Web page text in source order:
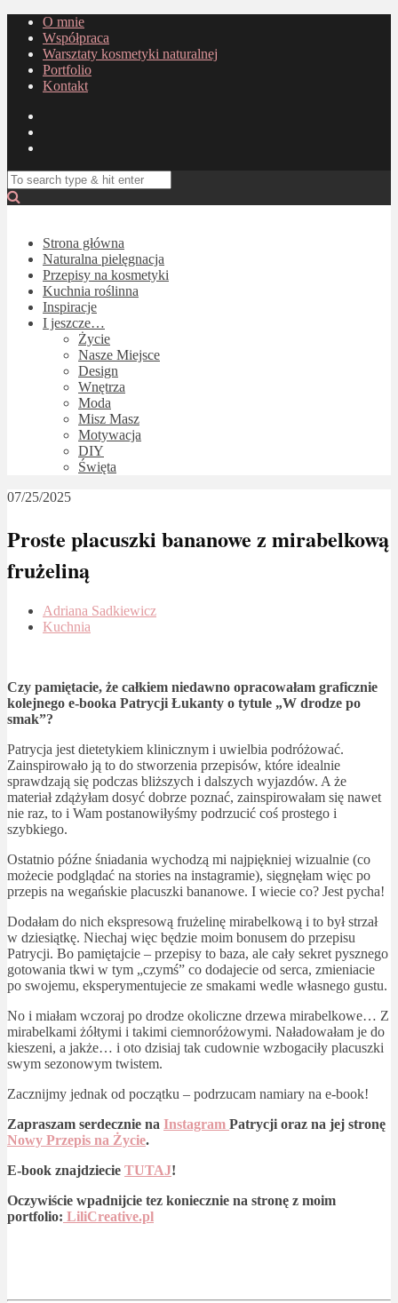
O mnie
Współpraca
Warsztaty kosmetyki naturalnej
Portfolio
Kontakt
Strona główna
Naturalna pielęgnacja
Przepisy na kosmetyki
Kuchnia roślinna
Inspiracje
I jeszcze…
Życie
Nasze Miejsce
Design
Wnętrza
Moda
Misz Masz
Motywacja
DIY
Święta
07/25/2025
Proste placuszki bananowe z mirabelkową
frużeliną
Adriana Sadkiewicz
Kuchnia
Czy pamiętacie, że całkiem niedawno opracowałam graficznie
kolejnego e-booka Patrycji Łukanty o tytule „W drodze po
smak”?
Patrycja jest dietetykiem klinicznym i uwielbia podróżować.
Zainspirowało ją to do stworzenia przepisów, które idealnie
sprawdzają się podczas bliższych i dalszych wyjazdów. A że
materiał zdążyłam dosyć dobrze poznać, zainspirowałam się nawet
nie raz, to i Wam postanowiłyśmy podrzucić coś prostego i
szybkiego.
Ostatnio późne śniadania wychodzą mi najpiękniej wizualnie (co
możecie podglądać na stories na instagramie), sięgnęłam więc po
przepis na wegańskie placuszki bananowe. I wiecie co? Jest pycha!
Dodałam do nich ekspresową frużelinę mirabelkową i to był strzał
w dziesiątkę. Niechaj więc będzie moim bonusem do przepisu
Patrycji. Bo pamiętajcie – przepisy to baza, ale cały sekret pysznego
gotowania tkwi w tym „czymś” co dodajecie od serca, zmieniacie
po swojemu, eksperymentujecie ze smakami wedle własnego gustu.
No i miałam wczoraj po drodze okoliczne drzewa mirabelkowe… Z
mirabelkami żółtymi i takimi ciemnoróżowymi. Naładowałam je do
kieszeni, a jakże… i oto dzisiaj tak cudownie wzbogaciły placuszki
swym sezonowym twistem.
Zacznijmy jednak od początku – podrzucam namiary na e-book!
Zapraszam serdecznie na Instagram Patrycji oraz na jej stronę
Nowy Przepis na Życie.
E-book znajdziecie TUTAJ!
Oczywiście wpadnijcie tez koniecznie na stronę z moim
portfolio: LiliCreative.pl